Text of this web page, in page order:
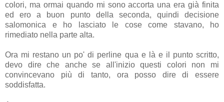
colori, ma ormai quando mi sono accorta una era già finita
ed ero a buon punto della seconda, quindi decisione
salomonica e ho lasciato le cose come stavano, ho
rimediato nella parte alta.
Ora mi restano un po' di perline qua e là e il punto scritto,
devo dire che anche se all'inizio questi colori non mi
convincevano più di tanto, ora posso dire di essere
soddisfatta.